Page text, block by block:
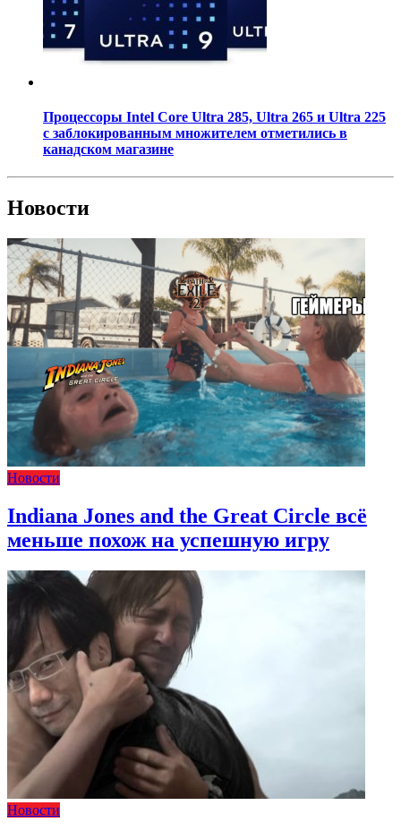
Процессоры Intel Core Ultra 285, Ultra 265 и Ultra 225
с заблокированным множителем отметились в
канадском магазине
Новости
Новости
Indiana Jones and the Great Circle всё
меньше похож на успешную игру
Новости